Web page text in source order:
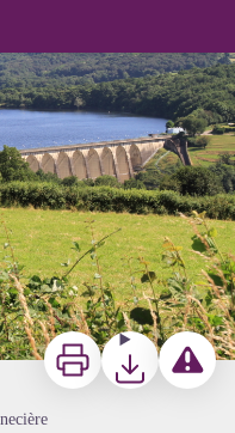
ImprimerTéléchargerSignaler